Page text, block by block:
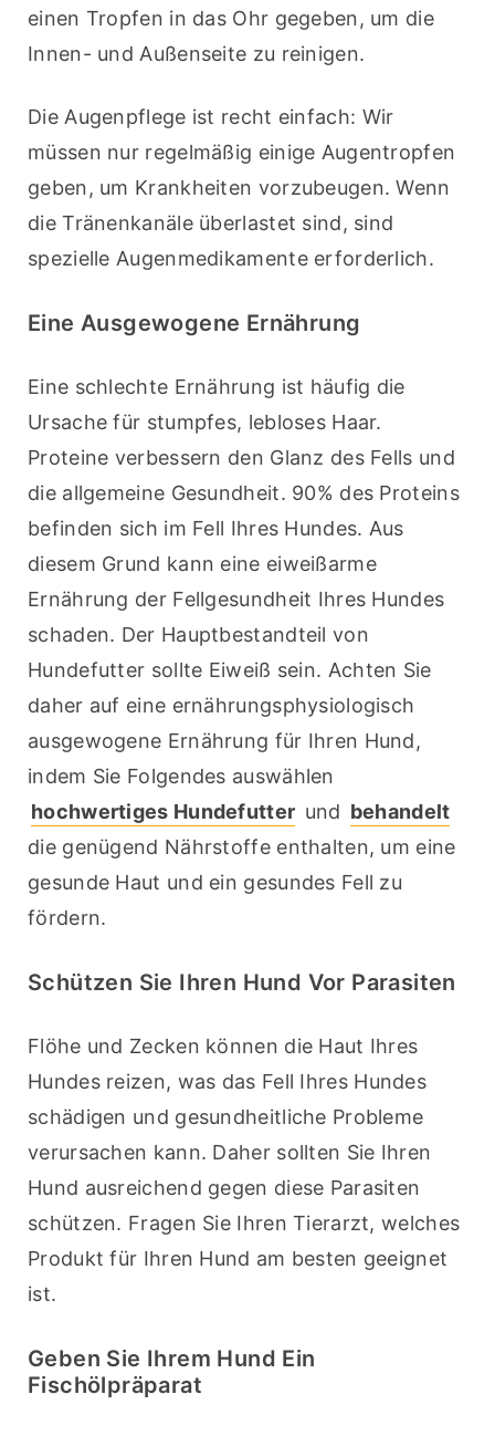
einen Tropfen in das Ohr gegeben, um die
Innen- und Außenseite zu reinigen.
Die Augenpflege ist recht einfach: Wir
müssen nur regelmäßig einige Augentropfen
geben, um Krankheiten vorzubeugen. Wenn
die Tränenkanäle überlastet sind, sind
spezielle Augenmedikamente erforderlich.
Eine Ausgewogene Ernährung
Eine schlechte Ernährung ist häufig die
Ursache für stumpfes, lebloses Haar.
Proteine verbessern den Glanz des Fells und
die allgemeine Gesundheit. 90% des Proteins
befinden sich im Fell Ihres Hundes. Aus
diesem Grund kann eine eiweißarme
Ernährung der Fellgesundheit Ihres Hundes
schaden. Der Hauptbestandteil von
Hundefutter sollte Eiweiß sein. Achten Sie
daher auf eine ernährungsphysiologisch
ausgewogene Ernährung für Ihren Hund,
hochwertiges Hundefutter und behandelt
die genügend Nährstoffe enthalten, um eine
gesunde Haut und ein gesundes Fell zu
fördern.
Schützen Sie Ihren Hund Vor Parasiten
Flöhe und Zecken können die Haut Ihres
Hundes reizen, was das Fell Ihres Hundes
schädigen und gesundheitliche Probleme
verursachen kann. Daher sollten Sie Ihren
Hund ausreichend gegen diese Parasiten
schützen. Fragen Sie Ihren Tierarzt, welches
Produkt für Ihren Hund am besten geeignet
ist.
Geben Sie Ihrem Hund Ein
Fischölpräparat